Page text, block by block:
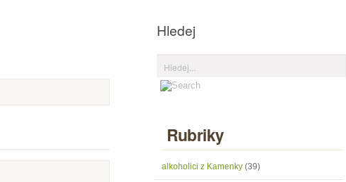
Hledej
Rubriky
alkoholici z Kamenky (39)